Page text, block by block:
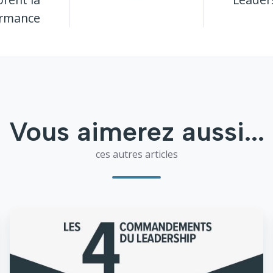
Vous aimerez aussi...
ces autres articles
commandements
du